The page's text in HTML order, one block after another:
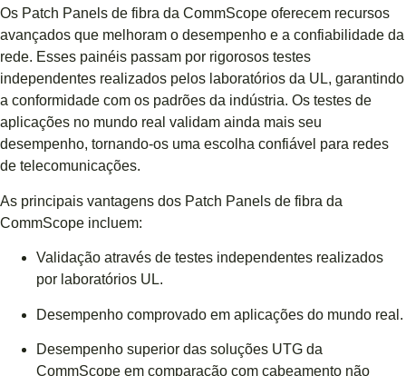
Os Patch Panels de fibra da CommScope oferecem recursos
avançados que melhoram o desempenho e a confiabilidade da
rede. Esses painéis passam por rigorosos testes
independentes realizados pelos laboratórios da UL, garantindo
a conformidade com os padrões da indústria. Os testes de
aplicações no mundo real validam ainda mais seu
desempenho, tornando-os uma escolha confiável para redes
de telecomunicações.
As principais vantagens dos Patch Panels de fibra da
CommScope incluem:
Validação através de testes independentes realizados
por laboratórios UL.
Desempenho comprovado em aplicações do mundo real.
Desempenho superior das soluções UTG da
CommScope em comparação com cabeamento não